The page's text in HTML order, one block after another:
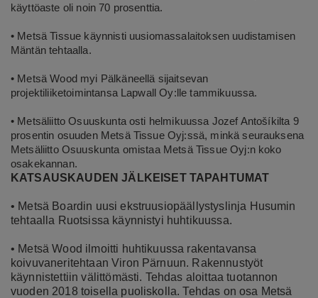
käyttöaste oli noin 70 prosenttia.
• Metsä Tissue käynnisti uusiomassalaitoksen uudistamisen
Mäntän tehtaalla.
• Metsä Wood myi Pälkäneellä sijaitsevan
projektiliiketoimintansa Lapwall Oy:lle tammikuussa.
• Metsäliitto Osuuskunta osti helmikuussa Jozef Antošíkilta 9
prosentin osuuden Metsä Tissue Oyj:ssä, minkä seurauksena
Metsäliitto Osuuskunta omistaa Metsä Tissue Oyj:n koko
osakekannan.
KATSAUSKAUDEN JÄLKEISET TAPAHTUMAT
• Metsä Boardin uusi ekstruusiopäällystyslinja Husumin
tehtaalla Ruotsissa käynnistyi huhtikuussa.
• Metsä Wood ilmoitti huhtikuussa rakentavansa
koivuvaneritehtaan Viron Pärnuun. Rakennustyöt
käynnistettiin välittömästi. Tehdas aloittaa tuotannon
vuoden 2018 toisella puoliskolla. Tehdas on osa Metsä